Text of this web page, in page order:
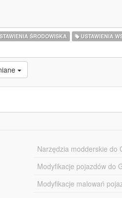
ŚRODOWISKA USTAWIENIA
Narzędzia modderskie do
Modyfikacje pojazdów do
Modyfikacje malowań